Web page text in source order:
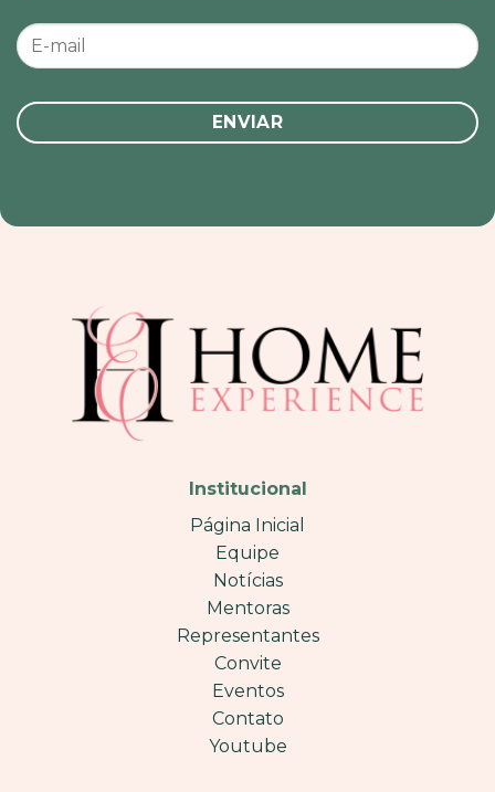
Institucional
Página Inicial
Equipe
Notícias
Mentoras
Representantes
Convite
Eventos
Contato
Youtube